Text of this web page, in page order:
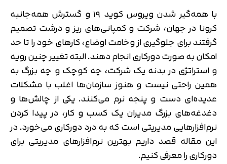
با همه‌گیر شدن ویروس کوید ۱۹ و گسترش همه‌جانبه
کرونا در جهان، شرکت و کمپانی‌های ریز و درشت تصمیم
گرفتند برای جلوگیری از وخامت اوضاع، کارهای خود را تا حد
امکان به صورت دورکاری انجام دهند. البته تغییر چنین رویه
و استراتژی در بدنه یک شرکت، چه کوچک و چه بزرگ به
همین راحتی نیست و هنوز سازمان‌ها اغلب با مشکلات
عدیده‌ای دست و پنجه نرم می‌کنند. یکی از چالش‌ها و
دغدغه‌های بزرگ مدیران یک کسب و کار، در پیدا کردن
نرم‌افزارهایی مدیریتی است که به درد دورکاری می‌خورد. در
این مقاله قصد داریم بهترین نرم‌افزارهای مدیریتی برای
دورکاری را معرفی کنیم.